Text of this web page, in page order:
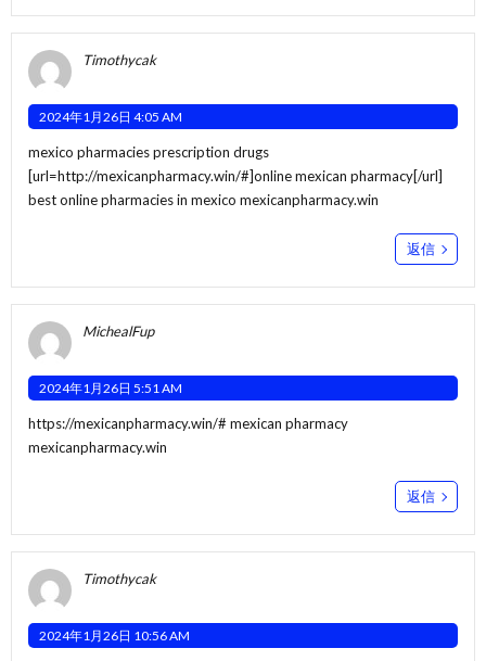
Timothycak
2024年1月26日 4:05 AM
mexico pharmacies prescription drugs
[url=http://mexicanpharmacy.win/#]online mexican pharmacy[/url]
best online pharmacies in mexico mexicanpharmacy.win
返信
MichealFup
2024年1月26日 5:51 AM
https://mexicanpharmacy.win/# mexican pharmacy
mexicanpharmacy.win
返信
Timothycak
2024年1月26日 10:56 AM